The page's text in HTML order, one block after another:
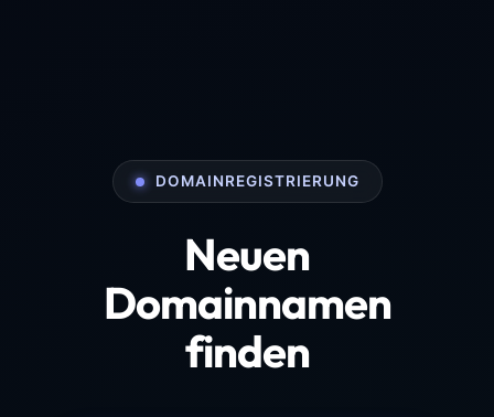
DOMAINREGISTRIERUNG
Neuen
Domainnamen
finden